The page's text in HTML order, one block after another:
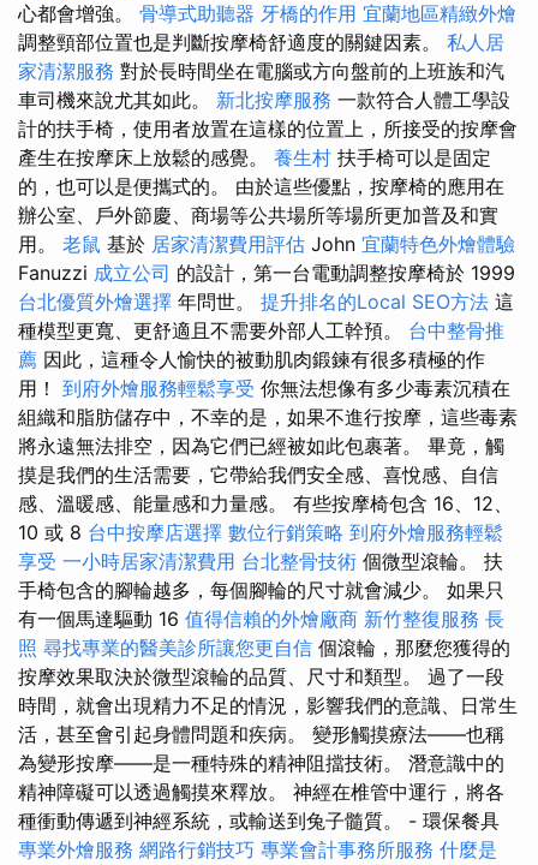
心都會增強。 骨導式助聽器 牙橋的作用 宜蘭地區精緻外燴
調整頸部位置也是判斷按摩椅舒適度的關鍵因素。 私人居
家清潔服務 對於長時間坐在電腦或方向盤前的上班族和汽
車司機來說尤其如此。 新北按摩服務 一款符合人體工學設
計的扶手椅，使用者放置在這樣的位置上，所接受的按摩會
產生在按摩床上放鬆的感覺。 養生村 扶手椅可以是固定
的，也可以是便攜式的。 由於這些優點，按摩椅的應用在
辦公室、戶外節慶、商場等公共場所等場所更加普及和實
用。 老鼠 基於 居家清潔費用評估 John 宜蘭特色外燴體驗
Fanuzzi 成立公司 的設計，第一台電動調整按摩椅於 1999
台北優質外燴選擇 年問世。 提升排名的Local SEO方法 這
種模型更寬、更舒適且不需要外部人工幹預。 台中整骨推
薦 因此，這種令人愉快的被動肌肉鍛鍊有很多積極的作
用！ 到府外燴服務輕鬆享受 你無法想像有多少毒素沉積在
組織和脂肪儲存中，不幸的是，如果不進行按摩，這些毒素
將永遠無法排空，因為它們已經被如此包裹著。 畢竟，觸
摸是我們的生活需要，它帶給我們安全感、喜悅感、自信
感、溫暖感、能量感和力量感。 有些按摩椅包含 16、12、
10 或 8 台中按摩店選擇 數位行銷策略 到府外燴服務輕鬆
享受 一小時居家清潔費用 台北整骨技術 個微型滾輪。 扶
手椅包含的腳輪越多，每個腳輪的尺寸就會減少。 如果只
有一個馬達驅動 16 值得信賴的外燴廠商 新竹整復服務 長
照 尋找專業的醫美診所讓您更自信 個滾輪，那麼您獲得的
按摩效果取決於微型滾輪的品質、尺寸和類型。 過了一段
時間，就會出現精力不足的情況，影響我們的意識、日常生
活，甚至會引起身體問題和疾病。 變形觸摸療法——也稱
為變形按摩——是一種特殊的精神阻擋技術。 潛意識中的
精神障礙可以透過觸摸來釋放。 神經在椎管中運行，將各
種衝動傳遞到神經系統，或輸送到兔子髓質。 - 環保餐具
專業外燴服務 網路行銷技巧 專業會計事務所服務 什麼是